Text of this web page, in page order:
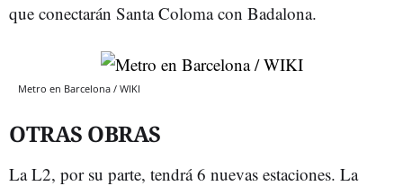
que conectarán Santa Coloma con Badalona.
Metro en Barcelona / WIKI
OTRAS OBRAS
La L2, por su parte, tendrá 6 nuevas estaciones. La